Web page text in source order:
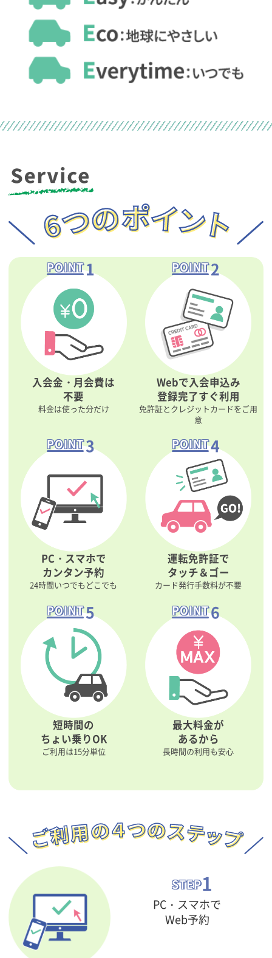
POINT1
入会金・月会費は
不要
料金は使った分だけ
POINT2
Webで入会申込み
登録完了すぐ利用
免許証とクレジットカードをご用
意
POINT3
PC・スマホで
カンタン予約
24時間いつでもどこでも
POINT4
運転免許証で
タッチ＆ゴー
カード発行手数料が不要
POINT5
短時間の
ちょい乗りOK
ご利用は15分単位
POINT6
最大料金が
あるから
長時間の利用も安心
STEP1
PC・スマホで
Web予約